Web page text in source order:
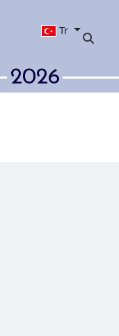
Tr
2026